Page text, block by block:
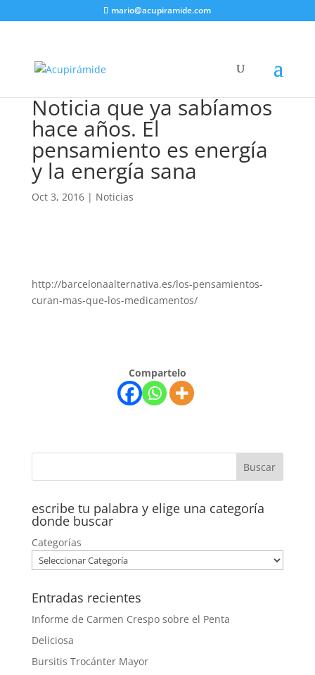
mario@acupiramide.com
Noticia que ya sabíamos
hace años. El
pensamiento es energía
y la energía sana
Oct 3, 2016| Noticias
http://barcelonaalternativa.es/los-pensamientos-
curan-mas-que-los-medicamentos/
Compartelo
escribe tu palabra y elige una categoría
donde buscar
Categorías
Entradas recientes
Informe de Carmen Crespo sobre el Penta
Deliciosa
Bursitis Trocánter Mayor